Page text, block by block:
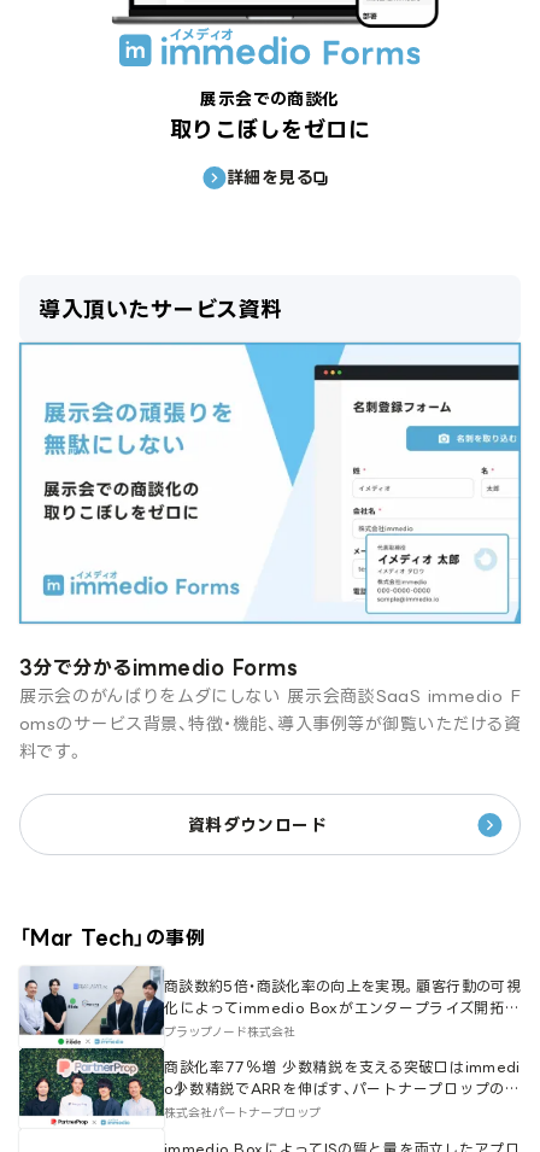
展示会での商談化
取りこぼしをゼロに
詳細を見る
導入頂いたサービス資料
3分で分かるimmedio Forms
展示会のがんばりをムダにしない 展示会商談SaaS immedio F
omsのサービス背景、特徴・機能、導入事例等が御覧いただける資
料です。
資料ダウンロード
「 Mar Tech」の事例
商談数約5倍・商談化率の向上を実現。顧客行動の可視
化によってimmedio Boxがエンタープライズ開拓の
要に。
プラップノード株式会社
商談化率77％増 少数精鋭を支える突破口はimmedi
o┃少数精鋭でARRを伸ばす、パートナープロップのス
ケール戦略。
株式会社パートナープロップ
immedio BoxによってISの質と量を両立したアプロ